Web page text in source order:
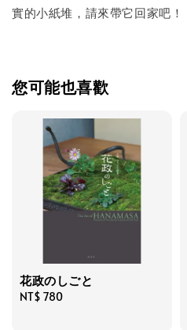
實的小紙堆，請來帶它回家吧！
您可能也喜歡
花政のしごと
Regular
NT$ 780